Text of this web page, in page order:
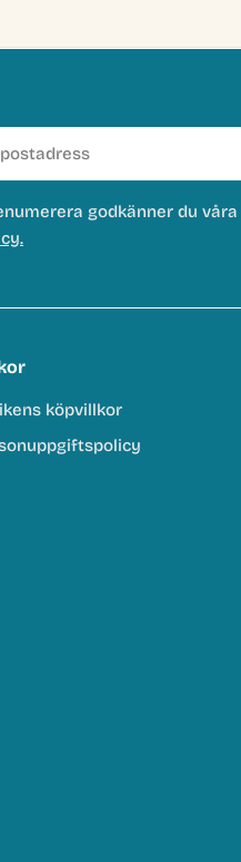
godkänner du våra
köpvillkor